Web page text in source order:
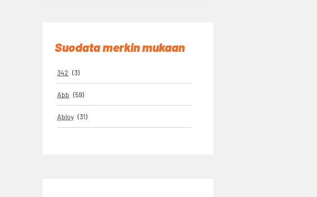
Suodata merkin mukaan
342 (3)
Abb (59)
Abloy (31)